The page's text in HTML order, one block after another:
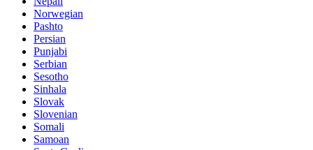
Norwegian
Pashto
Persian
Punjabi
Serbian
Sesotho
Sinhala
Slovak
Slovenian
Somali
Samoan